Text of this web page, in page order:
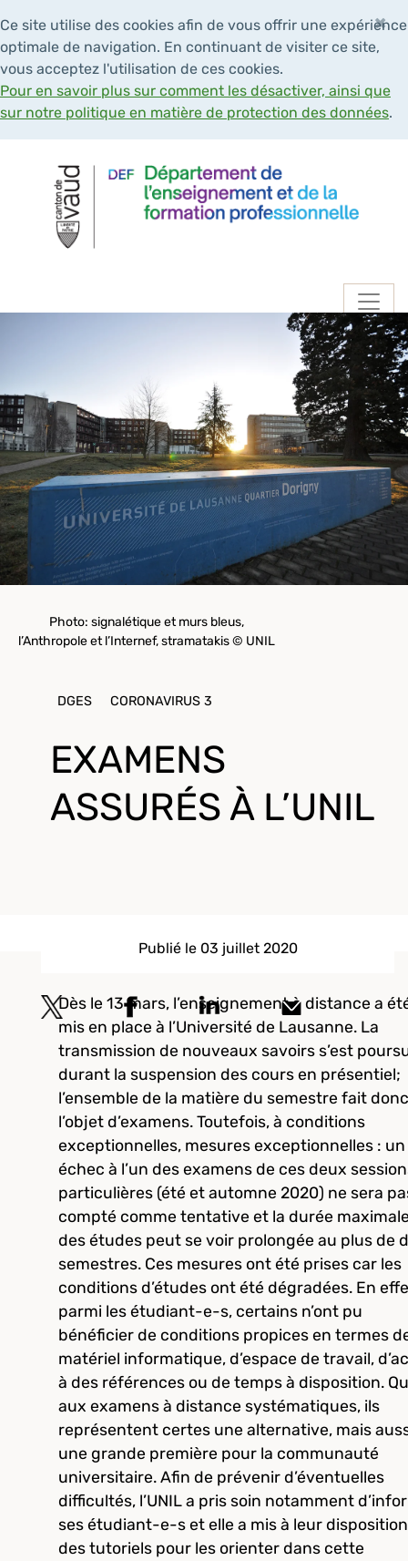
Ce site utilise des cookies afin de vous offrir une expérience
optimale de navigation. En continuant de visiter ce site,
vous acceptez l'utilisation de ces cookies.
Pour en savoir plus sur comment les désactiver, ainsi que
sur notre politique en matière de protection des données.
×
Photo: signalétique et murs bleus,
l’Anthropole et l’Internef, stramatakis © UNIL
DGES CORONAVIRUS 3
EXAMENS
ASSURÉS À L’UNIL
Publié le 03 juillet 2020
Dès le 13 mars, l’enseignement à distance a
mis en place à l’Université de Lausanne. La
transmission de nouveaux savoirs s’est
durant la suspension des cours en présentiel;
l’ensemble de la matière du semestre fait donc
l’objet d’examens. Toutefois, à conditions
exceptionnelles, mesures exceptionnelles : un
échec à l’un des examens de ces deux
particulières (été et automne 2020) ne sera
compté comme tentative et la durée
des études peut se voir prolongée au plus de
semestres. Ces mesures ont été prises car les
conditions d’études ont été dégradées. En
parmi les étudiant-e-s, certains n’ont pu
bénéficier de conditions propices en termes
matériel informatique, d’espace de travail,
à des références ou de temps à disposition.
aux examens à distance systématiques, ils
représentent certes une alternative, mais
une grande première pour la communauté
universitaire. Afin de prévenir d’éventuelles
difficultés, l’UNIL a pris soin notamment
ses étudiant-e-s et elle a mis à leur disposition
des tutoriels pour les orienter dans cette